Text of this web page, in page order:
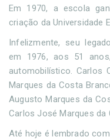
Em 1970, a escola
criação da Universidade
Infelizmente, seu
em 1976, aos 51
automobilístico. Carlos
Marques da Costa
Augusto Marques da
Carlos José Marques da
Até hoje é lembrado